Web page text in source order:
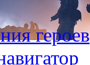
героев